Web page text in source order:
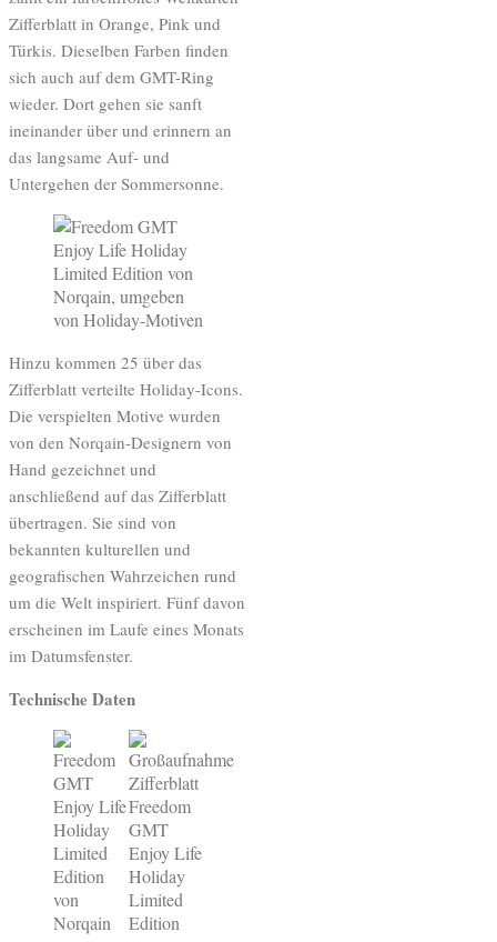
Zifferblatt in Orange, Pink und
Türkis. Dieselben Farben finden
sich auch auf dem GMT-Ring
wieder. Dort gehen sie sanft
ineinander über und erinnern an
das langsame Auf- und
Untergehen der Sommersonne.
Hinzu kommen 25 über das
Zifferblatt verteilte Holiday-Icons.
Die verspielten Motive wurden
von den Norqain-Designern von
Hand gezeichnet und
anschließend auf das Zifferblatt
übertragen. Sie sind von
bekannten kulturellen und
geografischen Wahrzeichen rund
um die Welt inspiriert. Fünf davon
erscheinen im Laufe eines Monats
im Datumsfenster.
Technische Daten